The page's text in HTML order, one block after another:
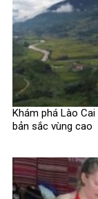
Khám phá Lào
bản sắc vùng cao